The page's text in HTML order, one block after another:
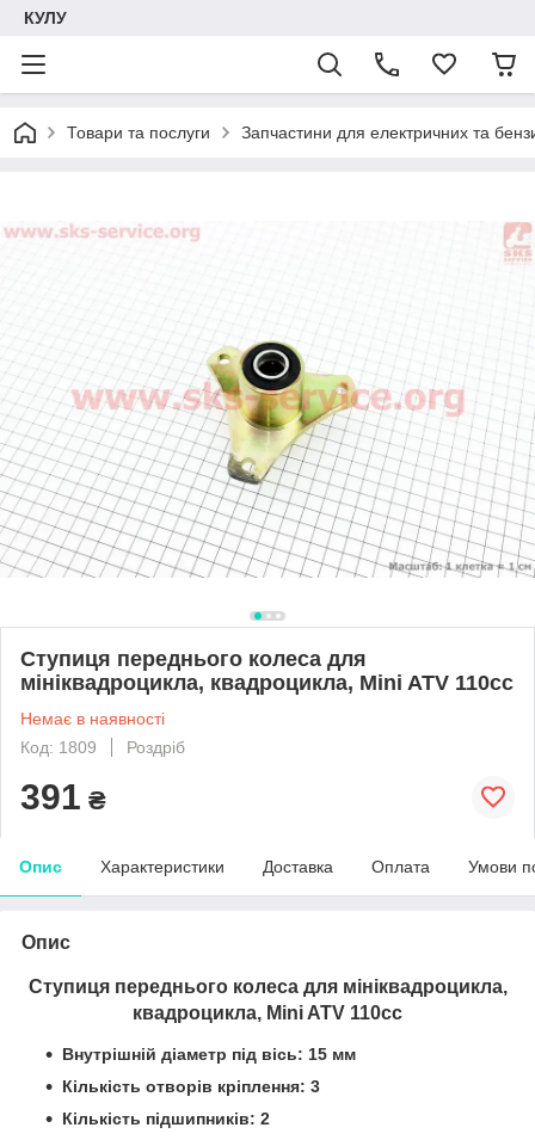
КУЛУ
Товари та послуги Запчастини для електричних та
Ступиця переднього колеса для
мініквадроцикла, квадроцикла, Mini ATV 110сс
Немає в наявності
Код: 1809
Роздріб
391 ₴
Опис Характеристики Доставка Оплата Умови
Опис
Ступиця переднього колеса для мініквадроцикла,
квадроцикла, Mini ATV 110сс
Внутрішній діаметр під вісь: 15 мм
Кількість отворів кріплення: 3
Кількість підшипників: 2